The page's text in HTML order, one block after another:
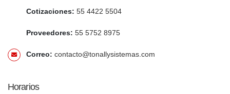
Cotizaciones: 55 4422 5504
Proveedores: 55 5752 8975
Correo: contacto@tonallysistemas.com
Horarios